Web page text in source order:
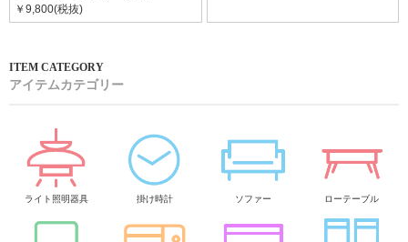
￥9,800(税抜)
アイテムカテゴリー
ライト照明器具 掛け時計 ソファー ローテーブル